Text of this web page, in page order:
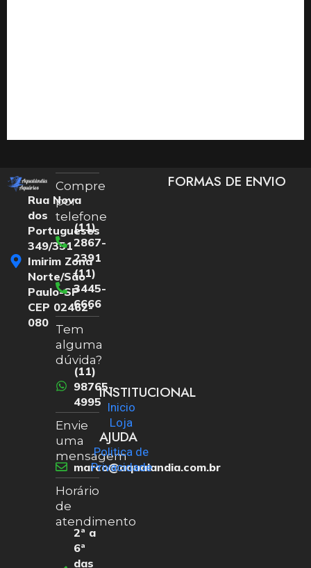
Rua Nova
dos
Portugueses
349/351
Imirim Zona
Norte/São
Paulo-SP
CEP 02462-
080
Compre
por
telefone
(11)
2867-
2391
(11)
3445-
6666
Tem
alguma
dúvida?
(11)
98765-
4995
Envie
uma
mensagem
marco@aqualandia.com.br
Horário
de
atendimento
2ª a
6ª
das
INSTITUCIONAL
Inicio
Loja
AJUDA
Politica de
Privacidade
FORMAS DE ENVIO